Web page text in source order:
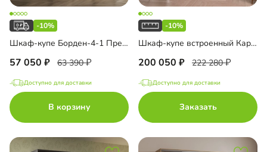
-10%
Шкаф-купе Борден-4-1 Премиум
57 050 63 390
Доступно для доставки
В корзину
-10%
Шкаф-купе встроенный Карини-4-3
200 050 222 280
Доступно для доставки
Заказать